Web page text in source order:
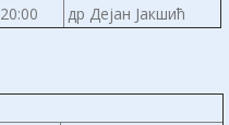
20:00 др Дејан Јакшић